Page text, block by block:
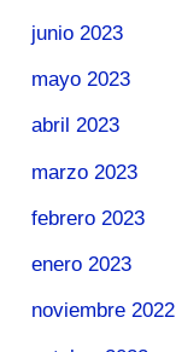
junio 2023
mayo 2023
abril 2023
marzo 2023
febrero 2023
enero 2023
noviembre 2022